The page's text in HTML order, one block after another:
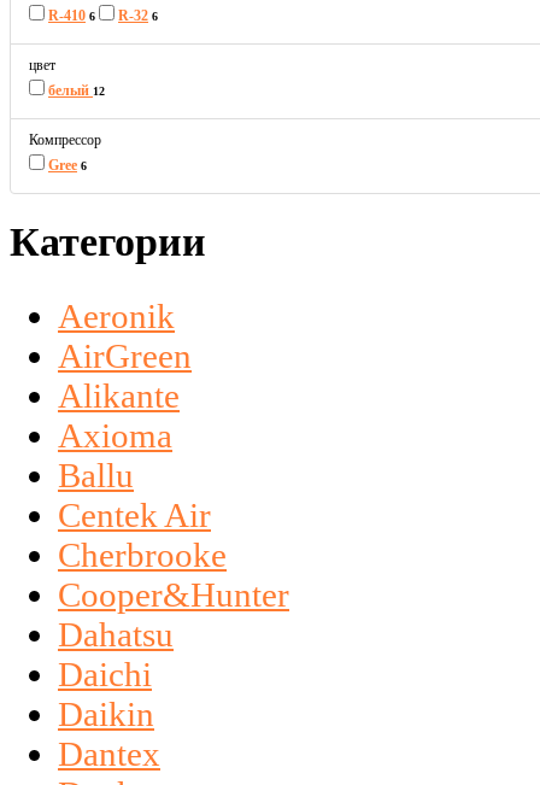
R-410 6 R-32 6
цвет
белый 12
Компрессор
Gree 6
Категории
Aeronik
AirGreen
Alikante
Axioma
Ballu
Centek Air
Cherbrooke
Cooper&Hunter
Dahatsu
Daichi
Daikin
Dantex